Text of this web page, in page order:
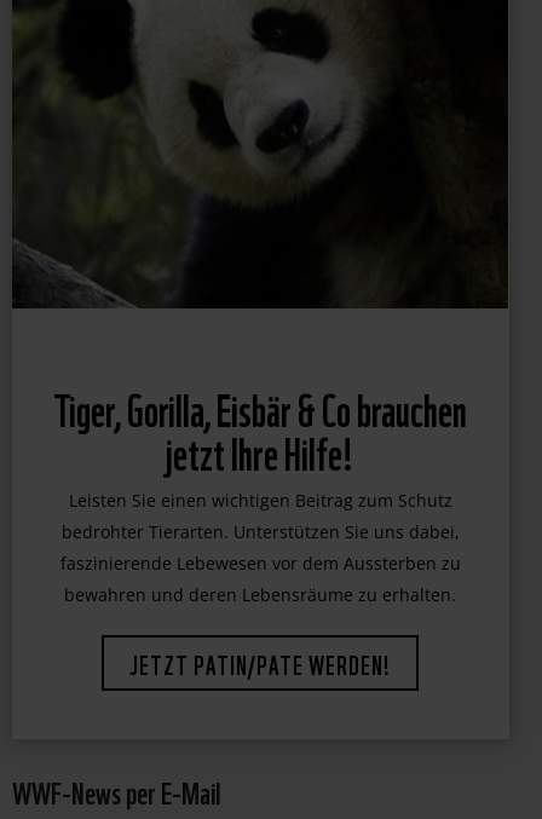
WWF-News per E-Mail